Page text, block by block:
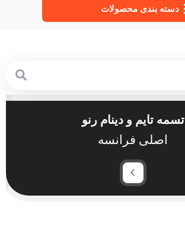
دسته‌ بندی محصولات
تسمه تایم و دینام رنو
اصلی فرانسه